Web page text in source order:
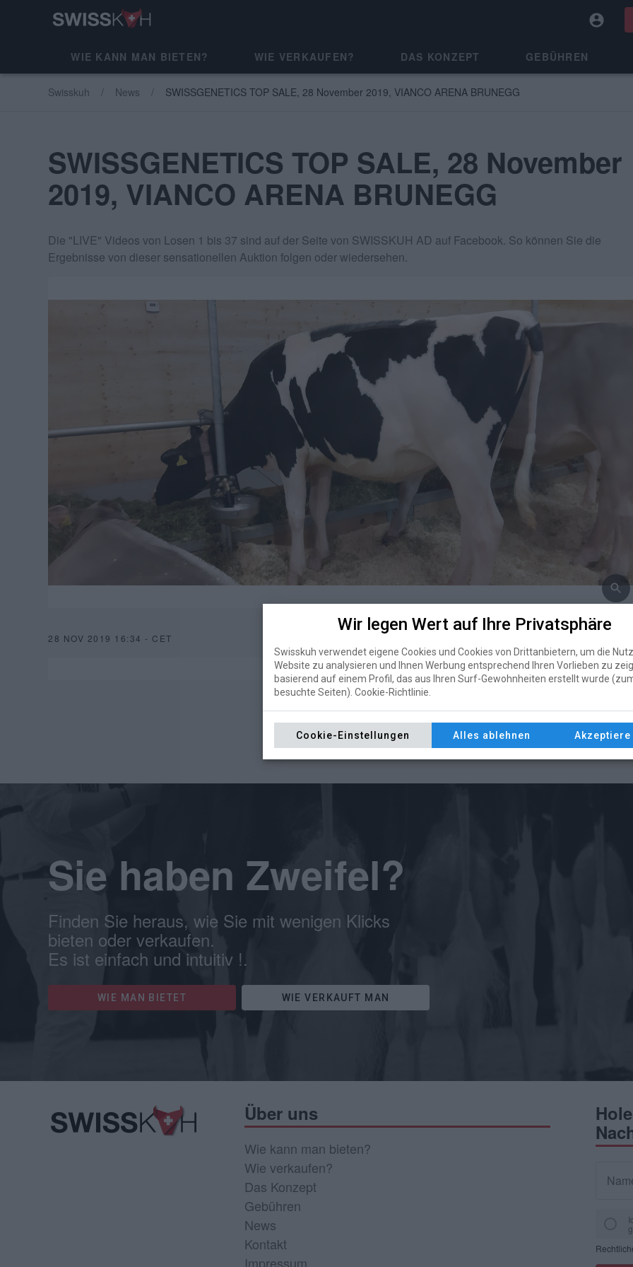
WIE KANN MAN BIETEN? WIE VERKAUFEN? DAS KONZEPT GEBÜHREN
Swisskuh News SWISSGENETICS TOP SALE, 28 November 2019, VIANCO ARENA BRUNEGG
SWISSGENETICS TOP SALE, 28 November
2019, VIANCO ARENA BRUNEGG
Die "LIVE" Videos von Losen 1 bis 37 sind auf der Seite von SWISSKUH AD auf Facebook. So können Sie die
Ergebnisse von dieser sensationellen Auktion folgen oder wiedersehen.
28 NOV 2019 16:34 - CET
Sie haben Zweifel?
Finden Sie heraus, wie Sie mit wenigen Klicks
bieten oder verkaufen.
Es ist einfach und intuitiv !.
WIE MAN BIETET WIE VERKAUFT MAN
Über uns
Wie kann man bieten?
Wie verkaufen?
Das Konzept
Gebühren
News
Kontakt
Impressum
Wir legen Wert auf Ihre Privatsphäre
Swisskuh verwendet eigene Cookies und Cookies von Drittanbietern, um die
Website zu analysieren und Ihnen Werbung entsprechend Ihren Vorlieben zu
basierend auf einem Profil, das aus Ihren Surf-Gewohnheiten erstellt wurde
besuchte Seiten). Cookie-Richtlinie.
Akzeptiere
Alles ablehnen
Cookie-Einstellungen